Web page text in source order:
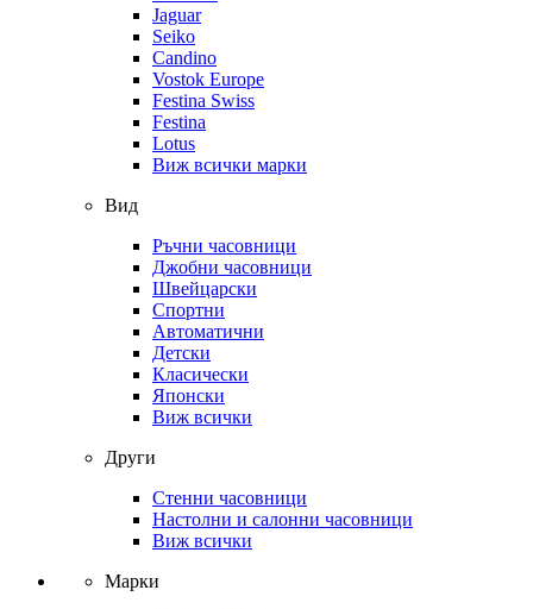
Jaguar
Seiko
Candino
Vostok Europe
Festina Swiss
Festina
Lotus
Виж всички марки
Вид
Ръчни часовници
Джобни часовници
Швейцарски
Спортни
Автоматични
Детски
Класически
Японски
Виж всички
Други
Стенни часовници
Настолни и салонни часовници
Виж всички
Марки